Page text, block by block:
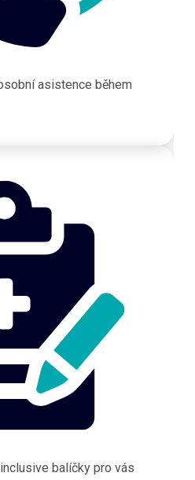
asistence během
balíčky pro vás